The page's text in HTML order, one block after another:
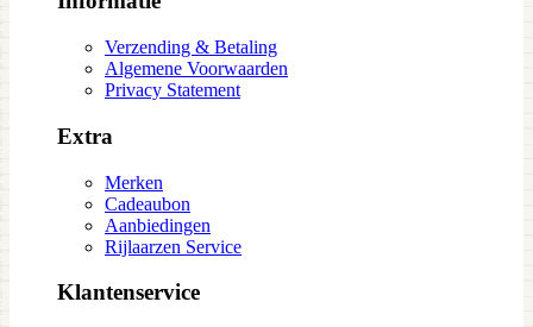
Verzending & Betaling
Algemene Voorwaarden
Privacy Statement
Extra
Merken
Cadeaubon
Aanbiedingen
Rijlaarzen Service
Klantenservice